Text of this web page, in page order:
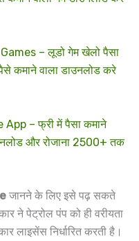
– लूडो गेम खेलो पैसा
कमाने वाला डाउनलोड करे
– फ्री में पैसा कमाने
और रोजाना 2500+ तक
जानने के लिए इसे पढ़ सकते
ने पेट्रोल पंप को ही वरीयता
लाइसेंस निर्धारित करती है।